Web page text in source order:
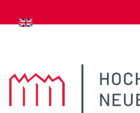
zum Inhalt springen